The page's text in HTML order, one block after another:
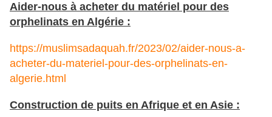
Aider-nous à acheter du matériel pour des
orphelinats en Algérie :
https://muslimsadaquah.fr/2023/02/aider-nous-a-
acheter-du-materiel-pour-des-orphelinats-en-
algerie.html
Construction de puits en Afrique et en Asie :